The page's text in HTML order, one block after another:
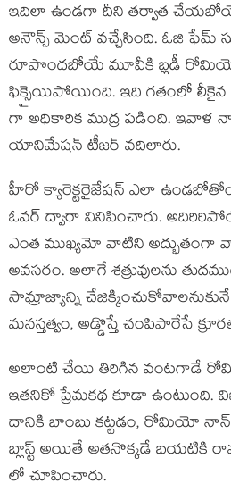
ఇదిలా ఉండగా దీని తర్వాత
అనౌన్స్ మెంట్ వచ్చేసింది. ఓజి ఫేమ్
రూపొందబోయే మూవీకి బ్లడీ
ఫిక్సైయిపోయింది. ఇది గతంలో లీకైన
గా అధికారిక ముద్ర పడింది. ఇవాళ
యానిమేషన్ టీజర్ వదిలారు.
హీరో క్యారెక్టరైజేషన్ ఎలా
ఓవర్ ద్వారా వినిపించారు.
ఎంత ముఖ్యమో వాటిని అద్భుతంగా
అవసరం. అలాగే శత్రువులను
సామ్రాజ్యాన్ని
మనస్తత్వం, అడ్డొస్తే చంపిపారేసే
అలాంటి చేయి తిరిగిన వంటగాడే
ఇతనికో ప్రేమకథ కూడా ఉంటుంది.
దానికి బాంబు కట్టడం, రోమియో నాన్
బ్లాస్ట్ అయితే అతనొక్కడే బయటికి
లో చూపించారు.